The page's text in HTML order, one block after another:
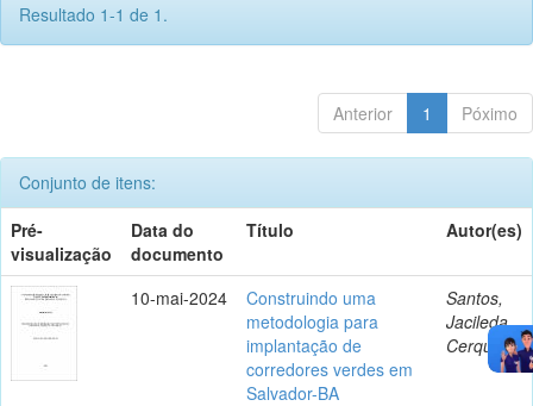
Resultado 1-1 de 1.
Anterior 1 Póximo
Conjunto de itens:
Pré-
visualização
Data do
documento
Título Autor(es)
10-mai-2024
Construindo uma
metodologia para
implantação de
corredores verdes em
Salvador-BA
Santos,
Jacileda
Cerqueira